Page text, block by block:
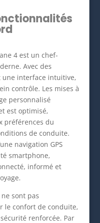
4 est un chef-
Avec des
interface intuitive,
contrôle. Les mises à
personnalisé
est optimisé,
préférences du
de conduite.
navigation GPS
smartphone,
informé et
sont pas
le confort de conduite,
renforcée. Par